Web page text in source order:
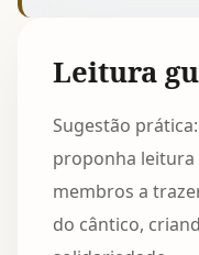
Leitura
Sugestão
proponha leitura
membros a
do cântico,